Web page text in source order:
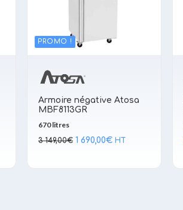
PROMO !
Armoire négative Atosa
MBF8113GR
670 litres
3 149,00€ Le
1 690,00€Le
HT